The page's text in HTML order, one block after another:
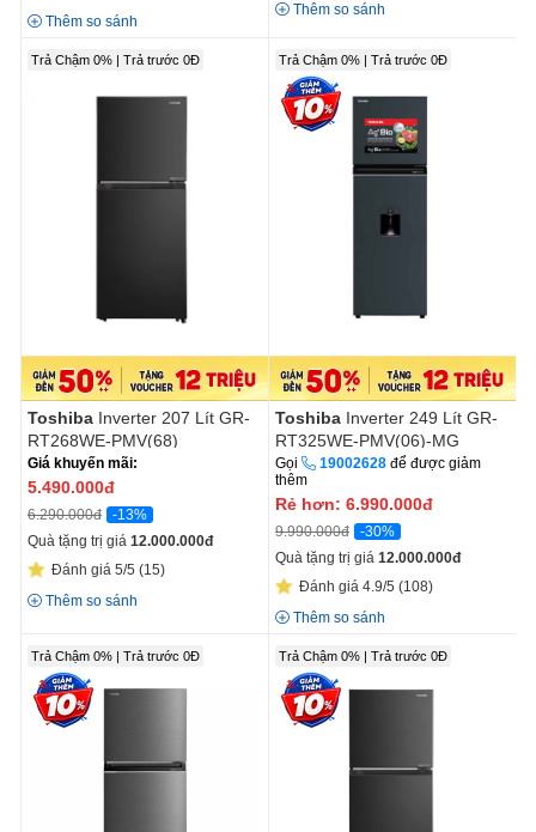
Thêm so sánh
Thêm so sánh
Trả Chậm 0% | Trả trước 0Đ
Toshiba Inverter 207 Lít GR-
RT268WE-PMV(68)
Giá khuyến mãi:
5.490.000đ
6.290.000đ
-13%
Quà tặng trị giá 12.000.000đ
Đánh giá 5/5 (15)
Thêm so sánh
Trả Chậm 0% | Trả trước 0Đ
Toshiba Inverter 249 Lít GR-
RT325WE-PMV(06)-MG
Gọi 19002628
thêm
Rẻ hơn: 6.990.000đ
9.990.000đ
-30%
Quà tặng trị giá 12.000.000đ
Đánh giá 4.9/5 (108)
Thêm so sánh
Trả Chậm 0% | Trả trước 0Đ Trả Chậm 0% | Trả trước 0Đ